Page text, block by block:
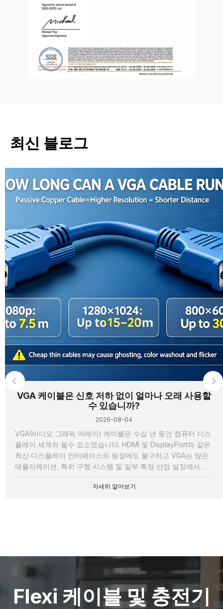
최신 블로그
VGA 케이블은 신호 저하 없이 얼마나 오래 사용할
수 있습니까?
2026-08-04
VGA(비디오 그래픽 어레이) 케이블은 수십 년 동안 컴퓨터 디스
플레이 세계의 필수 요소였습니다. HDMI 및 DisplayPort와 같은
최신 디스플레이 인터페이스의 등장에도 불구하고 VGA는 많은
애플리케이션, 특히 구형 시스템 및 일부 특정 산업 설정에서 여
자세히 알아보기
Flexi 케이블 및 충전기